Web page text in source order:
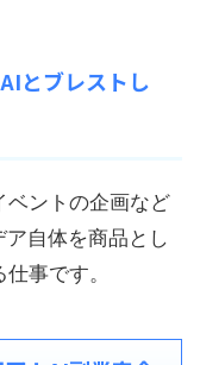
とブレストし
ベントの企画など
自体を商品とし
事です。